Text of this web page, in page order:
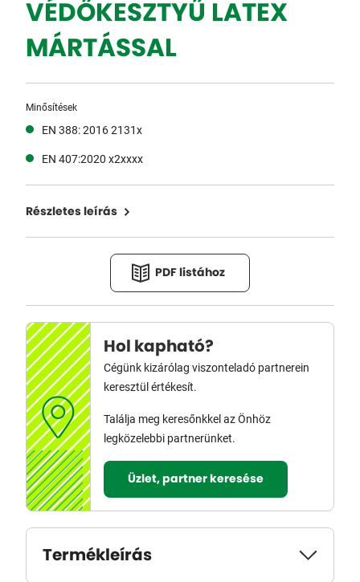
VÉDŐKESZTYŰ LATEX
MÁRTÁSSAL
Minősítések
EN 388: 2016 2131x
EN 407:2020 x2xxxx
Részletes leírás
PDF listához
Hol kapható?
Cégünk kizárólag viszonteladó partnerein
keresztül értékesít.
Találja meg keresőnkkel az Önhöz
legközelebbi partnerünket.
Üzlet, partner keresése
Termékleírás